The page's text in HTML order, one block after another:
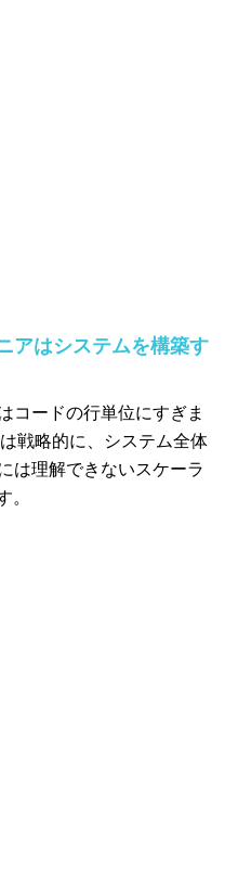
アはシステムを構築す
コードの行単位にすぎま
戦略的に、システム全体
は理解できないスケーラ
。